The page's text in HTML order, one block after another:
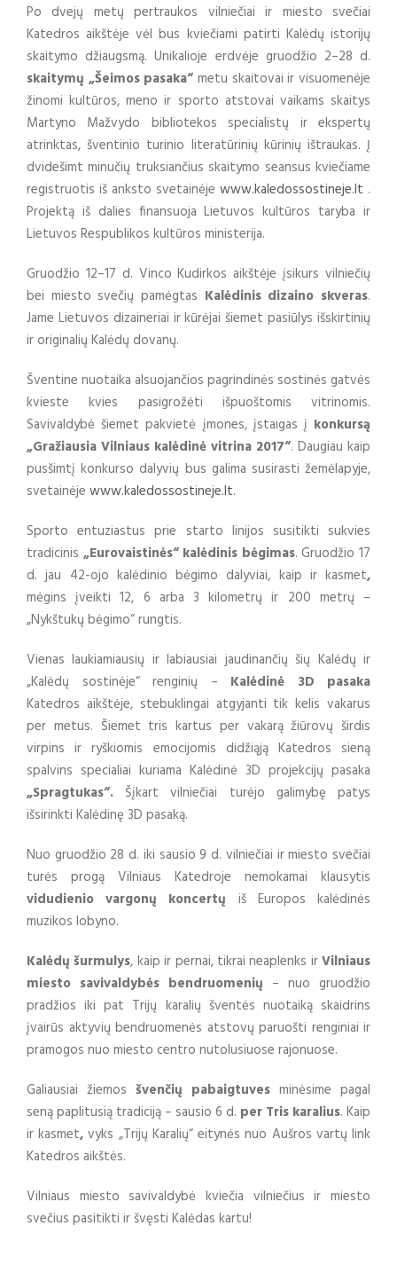
Po dvejų metų pertraukos vilniečiai ir miesto svečiai
Katedros aikštėje vėl bus kviečiami patirti Kalėdų istorijų
skaitymo džiaugsmą. Unikalioje erdvėje gruodžio 2–28 d.
skaitymų „Šeimos pasaka“ metu skaitovai ir visuomenėje
žinomi kultūros, meno ir sporto atstovai vaikams skaitys
Martyno Mažvydo bibliotekos specialistų ir ekspertų
atrinktas, šventinio turinio literatūrinių kūrinių ištraukas. Į
dvidešimt minučių truksiančius skaitymo seansus kviečiame
registruotis iš anksto svetainėje www.kaledossostineje.lt .
Projektą iš dalies finansuoja Lietuvos kultūros taryba ir
Lietuvos Respublikos kultūros ministerija.
Gruodžio 12–17 d. Vinco Kudirkos aikštėje įsikurs vilniečių
bei miesto svečių pamėgtas Kalėdinis dizaino skveras.
Jame Lietuvos dizaineriai ir kūrėjai šiemet pasiūlys išskirtinių
ir originalių Kalėdų dovanų.
Šventine nuotaika alsuojančios pagrindinės sostinės gatvės
kvieste kvies pasigrožėti išpuoštomis vitrinomis.
Savivaldybė šiemet pakvietė įmones, įstaigas į konkursą
„Gražiausia Vilniaus kalėdinė vitrina 2017“. Daugiau kaip
pusšimtį konkurso dalyvių bus galima susirasti žemėlapyje,
svetainėje www.kaledossostineje.lt.
Sporto entuziastus prie starto linijos susitikti sukvies
tradicinis „Eurovaistinės“ kalėdinis bėgimas. Gruodžio 17
d. jau 42-ojo kalėdinio bėgimo dalyviai, kaip ir kasmet,
mėgins įveikti 12, 6 arba 3 kilometrų ir 200 metrų –
„Nykštukų bėgimo“ rungtis.
Vienas laukiamiausių ir labiausiai jaudinančių šių Kalėdų ir
„Kalėdų sostinėje“ renginių – Kalėdinė 3D pasaka
Katedros aikštėje, stebuklingai atgyjanti tik kelis vakarus
per metus. Šiemet tris kartus per vakarą žiūrovų širdis
virpins ir ryškiomis emocijomis didžiąją Katedros sieną
spalvins specialiai kuriama Kalėdinė 3D projekcijų pasaka
„Spragtukas“. Šįkart vilniečiai turėjo galimybę patys
išsirinkti Kalėdinę 3D pasaką.
Nuo gruodžio 28 d. iki sausio 9 d. vilniečiai ir miesto svečiai
turės progą Vilniaus Katedroje nemokamai klausytis
vidudienio vargonų koncertų iš Europos kalėdinės
muzikos lobyno.
Kalėdų šurmulys, kaip ir pernai, tikrai neaplenks irVilniaus
miesto savivaldybės bendruomenių – nuo gruodžio
pradžios iki pat Trijų karalių šventės nuotaiką skaidrins
įvairūs aktyvių bendruomenės atstovų paruošti renginiai ir
pramogos nuo miesto centro nutolusiuose rajonuose.
Galiausiai žiemos švenčių pabaigtuves minėsime pagal
seną paplitusią tradiciją – sausio 6 d. per Tris karalius. Kaip
ir kasmet,vyks „Trijų Karalių“ eitynės nuo Aušros vartų link
Katedros aikštės.
Vilniaus miesto savivaldybė kviečia vilniečius ir miesto
svečius pasitikti ir švęsti Kalėdas kartu!